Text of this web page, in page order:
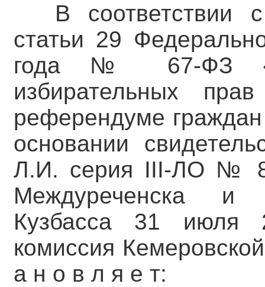
В соответствии
статьи 29
года № 67-ФЗ
избирательных
референдуме
основании
Л.И. серия III-ЛО №
Междуреченска и
Кузбасса 31 июля
комиссия
а н о в л я е т: